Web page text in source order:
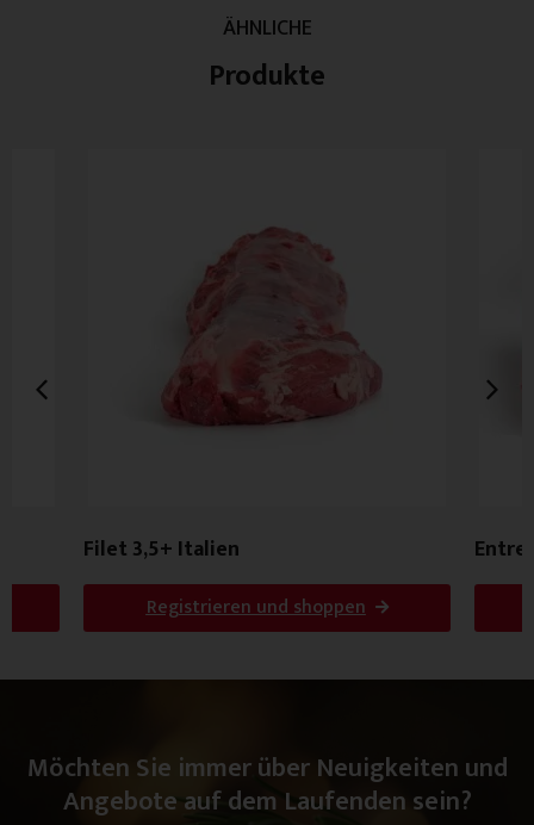
ÄHNLICHE
Produkte
Filet 3,5+ Italien
Registrieren und shoppen
Möchten Sie immer über Neuigkeiten und
Angebote auf dem Laufenden sein?